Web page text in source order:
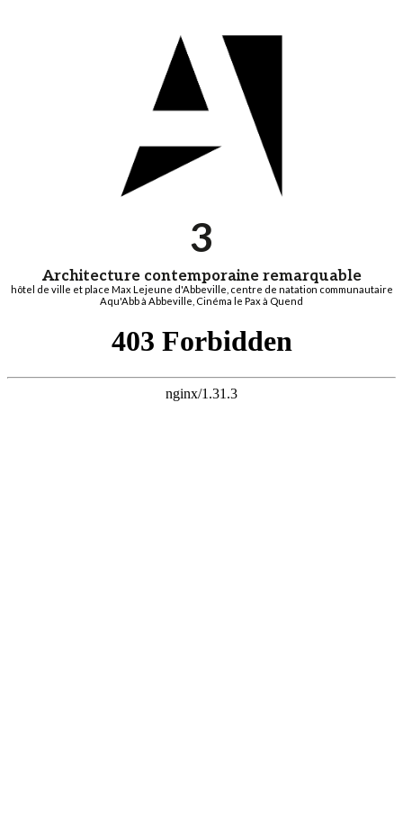
3
Architecture contemporaine remarquable
hôtel de ville et place Max Lejeune d'Abbeville, centre de natation communautaire
Aqu'Abb à Abbeville, Cinéma le Pax à Quend